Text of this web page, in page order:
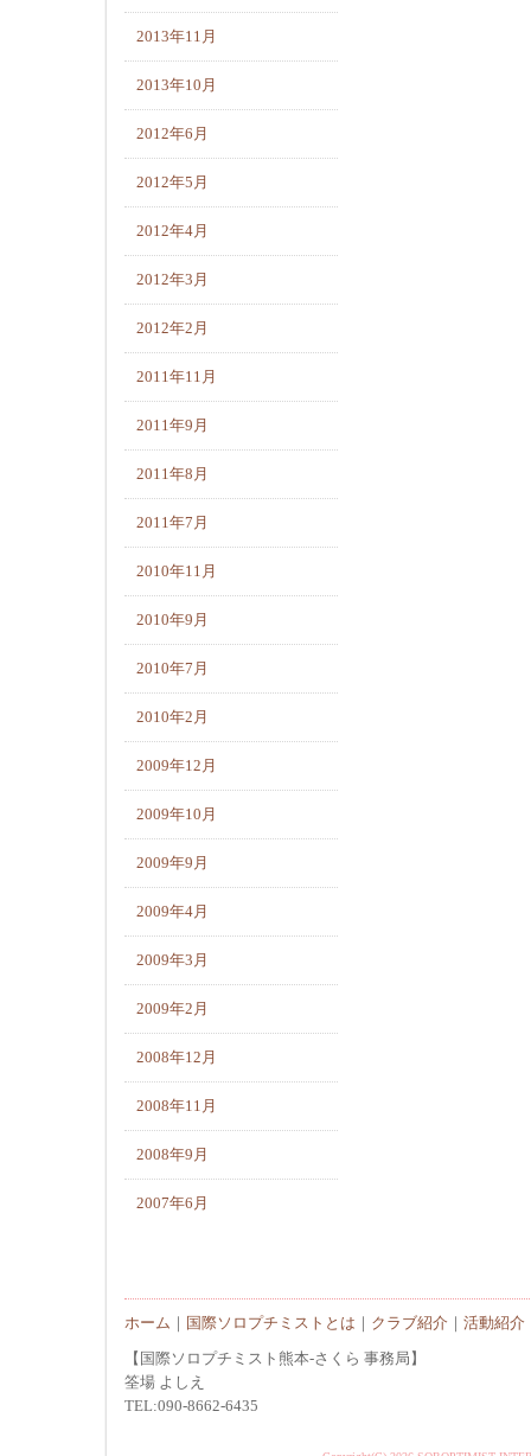
2013年11月
2013年10月
2012年6月
2012年5月
2012年4月
2012年3月
2012年2月
2011年11月
2011年9月
2011年8月
2011年7月
2010年11月
2010年9月
2010年7月
2010年2月
2009年12月
2009年10月
2009年9月
2009年4月
2009年3月
2009年2月
2008年12月
2008年11月
2008年9月
2007年6月
ホーム 国際ソロプチミストとは クラブ紹介 活動紹介
【国際ソロプチミスト熊本-さくら 事務局】
筌場 よしえ
TEL:090-8662-6435